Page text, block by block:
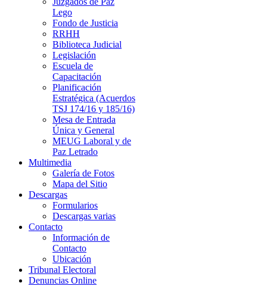
Lego
Fondo de Justicia
RRHH
Biblioteca Judicial
Legislación
Escuela de
Capacitación
Planificación
Estratégica (Acuerdos
TSJ 174/16 y 185/16)
Mesa de Entrada
Única y General
MEUG Laboral y de
Paz Letrado
Multimedia
Galería de Fotos
Mapa del Sitio
Descargas
Formularios
Descargas varias
Contacto
Información de
Contacto
Ubicación
Tribunal Electoral
Denuncias Online